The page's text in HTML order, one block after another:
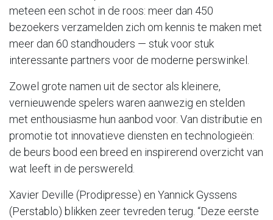
meteen een schot in de roos: meer dan 450
bezoekers verzamelden zich om kennis te maken met
meer dan 60 standhouders — stuk voor stuk
interessante partners voor de moderne perswinkel.
Zowel grote namen uit de sector als kleinere,
vernieuwende spelers waren aanwezig en stelden
met enthousiasme hun aanbod voor. Van distributie en
promotie tot innovatieve diensten en technologieën:
de beurs bood een breed en inspirerend overzicht van
wat leeft in de perswereld.
Xavier Deville (Prodipresse) en Yannick Gyssens
(Perstablo) blikken zeer tevreden terug. “Deze eerste